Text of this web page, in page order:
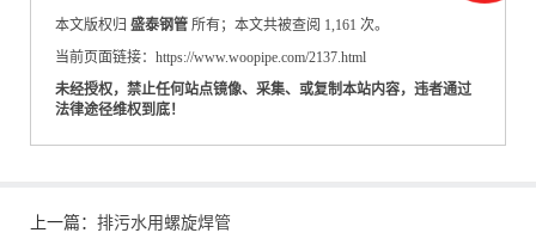
本文版权归 盛泰钢管 所有；本文共被查阅 1,161 次。
当前页面链接：https://www.woopipe.com/2137.html
未经授权，禁止任何站点镜像、采集、或复制本站内容，违者通过
法律途径维权到底！
上一篇： 排污水用螺旋焊管